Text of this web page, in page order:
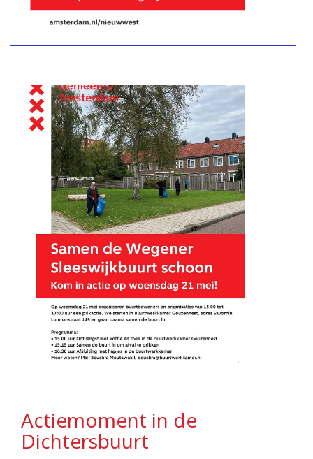
Actiemoment in de
Dichtersbuurt